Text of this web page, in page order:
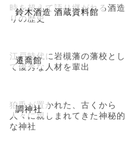
鈴木酒造 酒蔵資料館
時を超えて語り継がれる酒造
りの歴史
遷喬館
江戸時代に岩槻藩の藩校とし
て優秀な人材を輩出
調神社
狛兎が置かれた、古くから
人々に親しまれてきた神秘的
な神社